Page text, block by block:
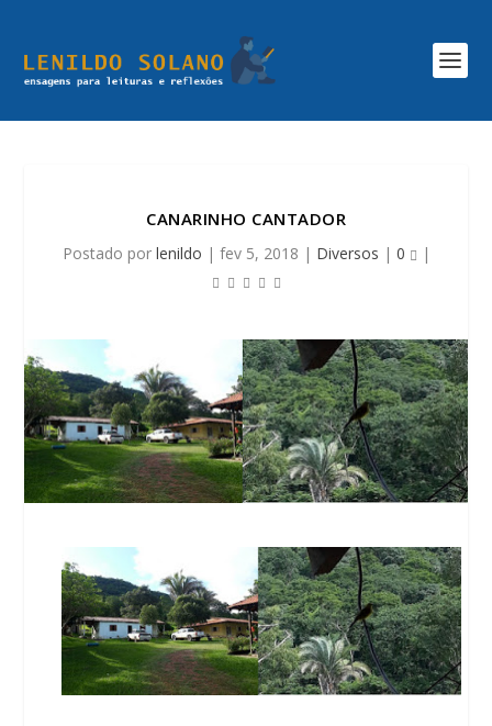
CANARINHO CANTADOR
Postado por lenildo | fev 5, 2018 | Diversos | 0 |